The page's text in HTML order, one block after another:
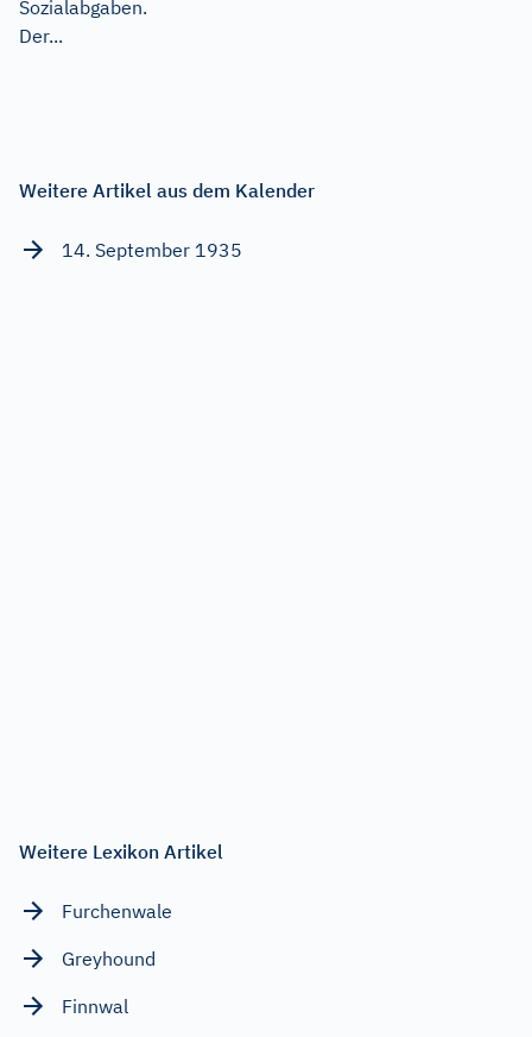
Sozialabgaben.
Der...
Weitere Artikel aus dem Kalender
14. September 1935
Weitere Lexikon Artikel
Furchenwale
Greyhound
Finnwal